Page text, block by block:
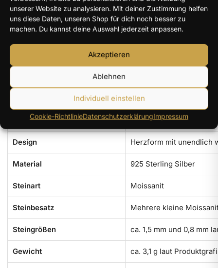
unserer Website zu analysieren. Mit deiner Zustimmung helfen
uns diese Daten, unseren Shop für dich noch besser zu
machen. Du kannst deine Auswahl jederzeit anpassen.
Akzeptieren
Ablehnen
Individuell einstellen
Cookie-RichtlinieDatenschutzerklärungImpressum
beziehungsweise eine externe Prüfung angegeben, was die
Premium-Positionierung des Schmuckstücks unterstreicht.
Silberfläche und funkelndem Steinbesatz: Während die eine
Seite des Herzens klar und glänzend bleibt, sorgen die
Moissanite auf der anderen Seite für eine feine Lichtspur. So
bekommt der Anhänger eine ausgewogene Wirkung zwischen
Ruhe, Eleganz und romantischer Strahlkraft.
Schmuckstück Herzanhänger mit
Design Herzform mit unendlich
Material 925 Sterling Silber
Steinart Moissanit
Steinbesatz Mehrere kleine
Steingrößen ca. 1,5 mm und 0,8 mm
Gewicht ca. 3,1 g laut